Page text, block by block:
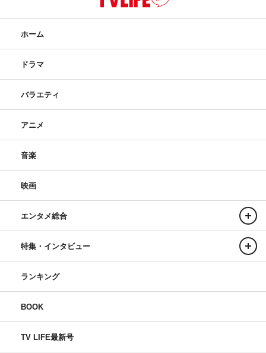
ホーム
ドラマ
バラエティ
アニメ
音楽
映画
エンタメ総合
特集・インタビュー
ランキング
BOOK
TV LIFE最新号